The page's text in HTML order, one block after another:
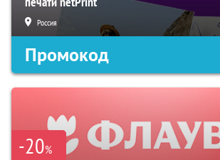
Россия
Промокод
-20%